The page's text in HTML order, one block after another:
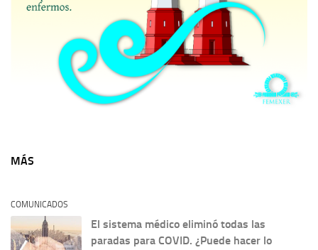
MÁS
COMUNICADOS
El sistema médico eliminó todas las
paradas para COVID. ¿Puede hacer lo